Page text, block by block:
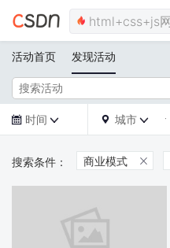
活动首页 发现活动
 时间   城市 
商业模式 